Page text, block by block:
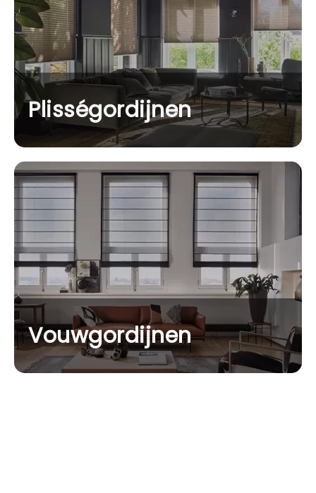
Plisségordijnen
Vouwgordijnen